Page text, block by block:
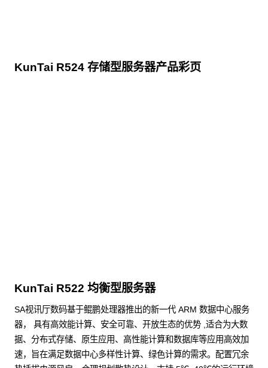
KunTai R524 存储型服务器产品彩页
KunTai R522 均衡型服务器
SA视讯厅数码基于鲲鹏处理器推出的新一代 ARM 数据中心服务
器， 具有高效能计算、安全可靠、开放生态的优势 ,适合为大数
据、分布式存储、原生应用、高性能计算和数据库等应用高效加
速，旨在满足数据中心多样性计算、绿色计算的需求。配置冗余